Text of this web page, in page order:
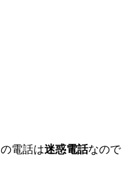
の電話は迷惑電話なので